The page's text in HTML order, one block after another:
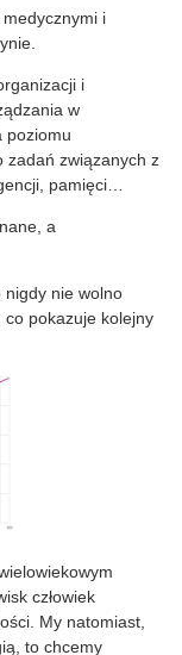
i
i
w
poziomu
zadań związanych z
pamięci…
a
nigdy nie wolno
pokazuje kolejny
człowiek
My natomiast,
to chcemy